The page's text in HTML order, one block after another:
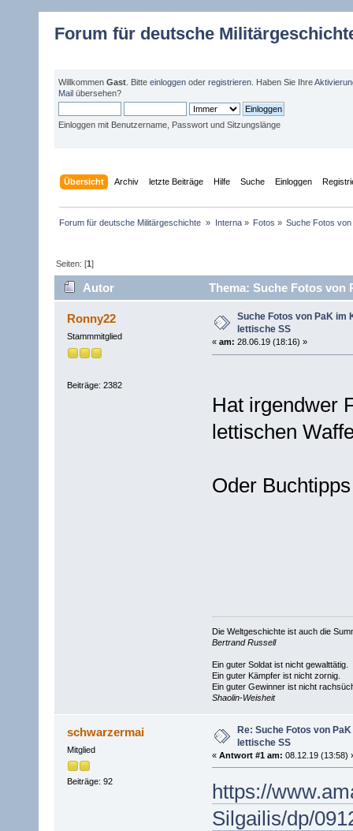
Forum für deutsche
Willkommen Gast . Bitte einloggen oder registrieren . Haben Sie Ihre
Mail übersehen?
Einloggen mit Benutzername, Passwort und Sitzungslänge
Übersicht Archiv letzte Beiträge Hilfe Suche Einloggen
Forum für deutsche Militärgeschichte » Interna» Fotos » Suche Fotos
Seiten: [1]
Autor Thema: Suche Fotos von
Ronny22
Stammmitglied
Beiträge: 2382
Suche Fotos von PaK im
lettische SS
« am: 28.06.19 (18:16) »
Hat irgendwer
lettischen
Oder
Die Weltgeschichte ist auch die
Bertrand Russell
Ein guter Soldat ist nicht gewalttätig.
Ein guter Kämpfer ist nicht zornig.
Ein guter Gewinner ist nicht
Shaolin-Weisheit
schwarzermai
Mitglied
Beiträge: 92
Re: Suche Fotos von
lettische SS
« Antwort #1 am: 08.12.19 (13:58)
https://
Silgailis/dp/